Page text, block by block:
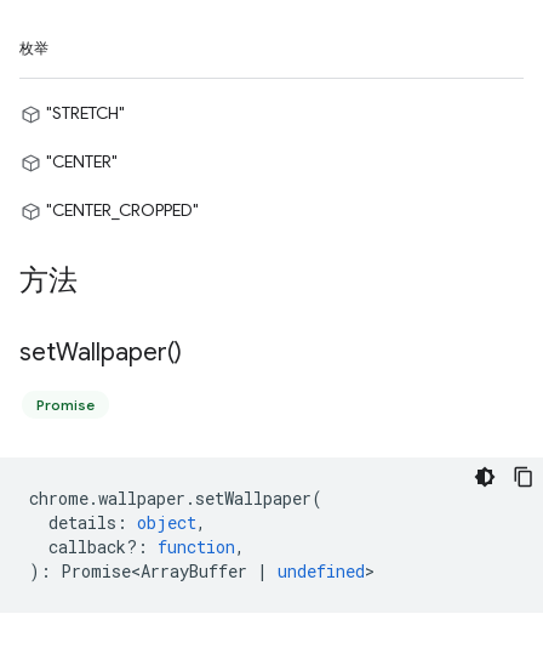
枚举
"STRETCH"
"CENTER"
"CENTER_CROPPED"
方法
setWallpaper()
Promise
chrome.wallpaper . setWallpaper(
details : object,
callback? : function,
) : Promise<ArrayBuffer | undefined>